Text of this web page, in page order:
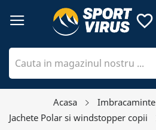
favorite_border
Acasa Imbracaminte
Jachete Polar si windstopper copii